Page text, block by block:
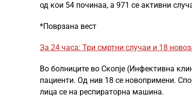
од кои 54 починаа, а 971 се активни
*Поврзана вест
За 24 часа: Три смртни случаи и 18
Во болниците во Скопје (Инфективна
пациенти. Од нив 18 се новопримени.
лица се на респираторна машина.